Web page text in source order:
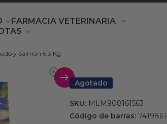
FARMACIA VETERINARIA
y Salmón 6.3 Kg
Agotado
SKU: MLM908161563
Código de barras: